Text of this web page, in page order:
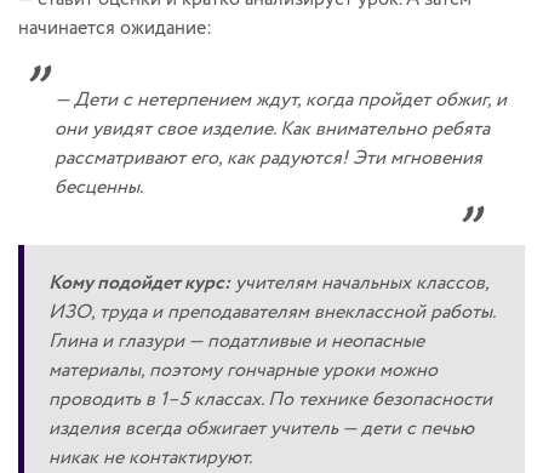
начинается ожидание:
— Дети с нетерпением ждут, когда пройдет обжиг, и
они увидят свое изделие. Как внимательно ребята
рассматривают его, как радуются! Эти мгновения
бесценны.
Кому подойдет курс:учителям начальных классов,
ИЗО, труда и преподавателям внеклассной работы.
Глина и глазури — податливые и неопасные
материалы, поэтому гончарные уроки можно
проводить в 1–5 классах. По технике безопасности
изделия всегда обжигает учитель — дети с печью
никак не контактируют.